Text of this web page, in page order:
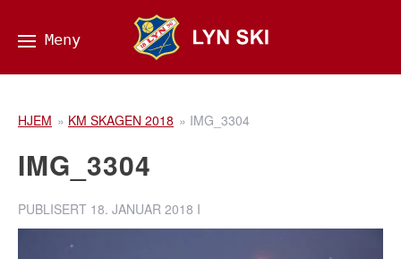
HJEM » KM SKAGEN 2018 » IMG_3304
IMG_3304
PUBLISERT 18. JANUAR 2018 I